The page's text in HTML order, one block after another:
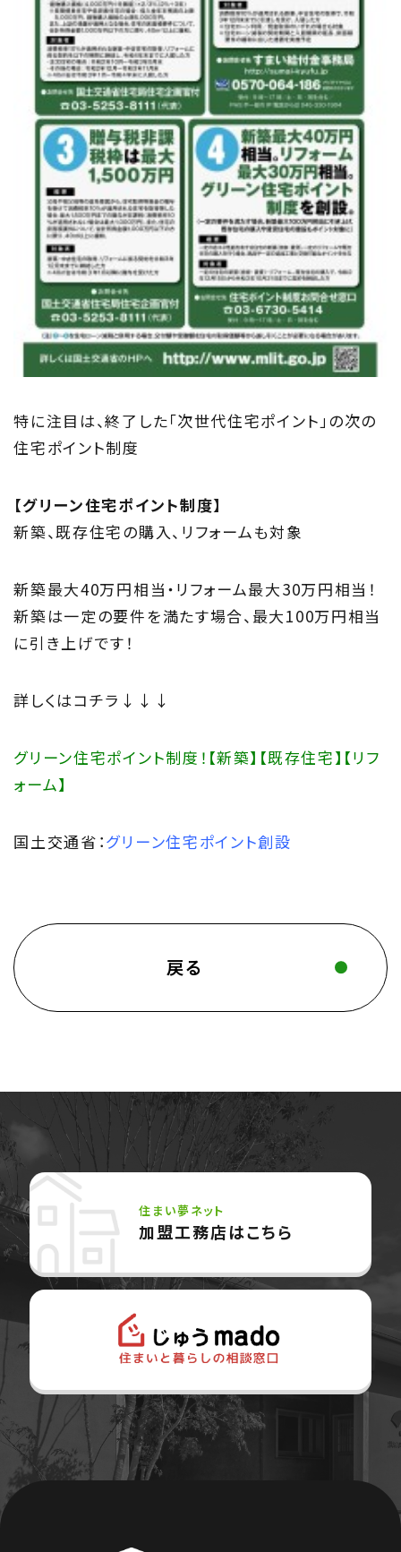
特に注目は、終了した「次世代住宅ポイント」の次の
住宅ポイント制度
【グリーン住宅ポイント制度】
新築、既存住宅の購入、リフォームも対象
新築最大40万円相当・リフォーム最大30万円相当！
新築は一定の要件を満たす場合、最大100万円相当
に引き上げです！
詳しくはコチラ↓↓↓
グリーン住宅ポイント制度！【新築】【既存住宅】【リフ
ォーム】
国土交通省：グリーン住宅ポイント創設
戻る
住まい夢ネット
加盟工務店はこちら